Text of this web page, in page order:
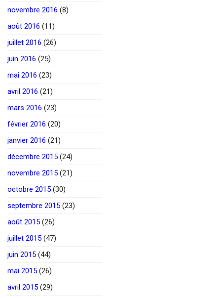
novembre 2016 (8)
août 2016 (11)
juillet 2016 (26)
juin 2016 (25)
mai 2016 (23)
avril 2016 (21)
mars 2016 (23)
février 2016 (20)
janvier 2016 (21)
décembre 2015 (24)
novembre 2015 (21)
octobre 2015 (30)
septembre 2015 (23)
août 2015 (26)
juillet 2015 (47)
juin 2015 (44)
mai 2015 (26)
avril 2015 (29)